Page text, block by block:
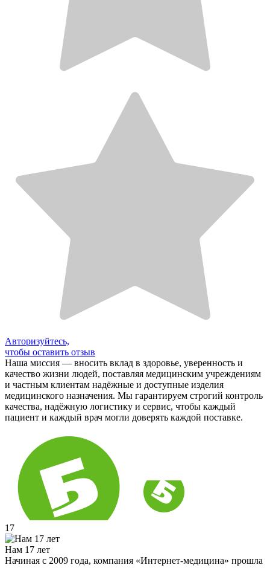
Авторизуйтесь,
чтобы оставить отзыв
Наша миссия — вносить вклад в здоровье, уверенность и
качество жизни людей, поставляя медицинским учреждениям
и частным клиентам надёжные и доступные изделия
медицинского назначения. Мы гарантируем строгий контроль
качества, надёжную логистику и сервис, чтобы каждый
пациент и каждый врач могли доверять каждой поставке.
17
Нам 17 лет
Начиная с 2009 года, компания «Интернет-медицина» прошла